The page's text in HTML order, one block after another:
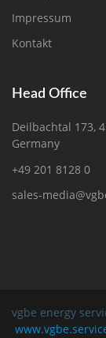
Impressum
Kontakt
Head Office
Deilbachtal 173,
Germany
+49 201 8128 0
sales-
vgbe energy